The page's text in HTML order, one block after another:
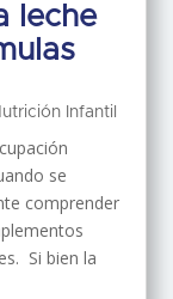
leche
Infantil
se
comprender
Si bien la